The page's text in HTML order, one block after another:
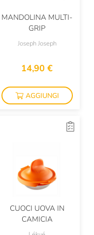
MANDOLINA MULTI-
GRIP
Joseph Joseph
14,90 €
AGGIUNGI
CUOCI UOVA IN
CAMICIA